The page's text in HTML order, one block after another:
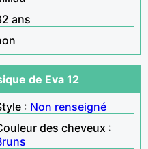
ans
de Eva 12
: Non renseigné
des cheveux :